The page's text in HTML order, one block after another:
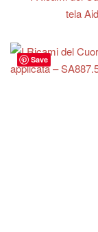
Save